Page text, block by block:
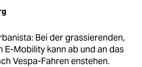
Bei der grassierenden,
Mobility kann ab und an das
Vespa-Fahren enstehen.